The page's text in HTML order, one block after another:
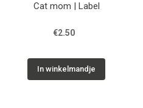
Cat mom | Label
€2.50
In winkelmandje